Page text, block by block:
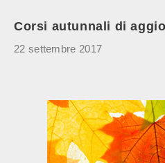
Corsi autunnali di
22 settembre 2017